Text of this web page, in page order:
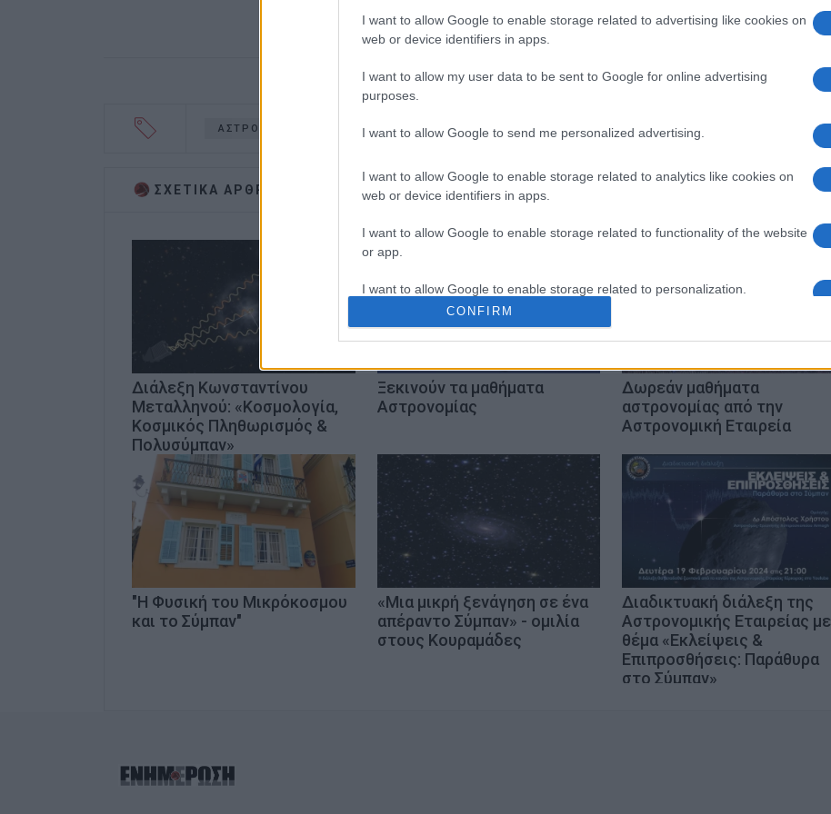
I want to allow Google to enable storage related to advertising like cookies on
web or device identifiers in apps.
I want to allow my user data to be sent to Google for online advertising
purposes.
I want to allow Google to send me personalized advertising.
I want to allow Google to enable storage related to analytics like cookies on
web or device identifiers in apps.
I want to allow Google to enable storage related to functionality of the website
or app.
I want to allow Google to enable storage related to personalization.
I want to allow Google to enable storage related to security, including
CONFIRM
ΑΣΤΡΟΝΟΜΙΚΗ ΕΤΑΙΡΕΙΑ ΚΕΡΚΥΡΑΣ
ΣΧΕΤΙΚA AΡΘΡΑ
Διάλεξη Κωνσταντίνου
Μεταλληνού: «Κοσμολογία,
Κοσμικός Πληθωρισμός &
Πολυσύμπαν»
Ξεκινούν τα μαθήματα
Αστρονομίας
Δωρεάν μαθήματα
αστρονομίας από την
Αστρονομική Εταιρεία
"Η Φυσική του Μικρόκοσμου
και το Σύμπαν"
«Μια μικρή ξενάγηση σε ένα
απέραντο Σύμπαν» - ομιλία
στους Κουραμάδες
Διαδικτυακή διάλεξη της
Αστρονομικής Εταιρείας με
θέμα «Εκλείψεις &
Επιπροσθήσεις: Παράθυρα
στο Σύμπαν»